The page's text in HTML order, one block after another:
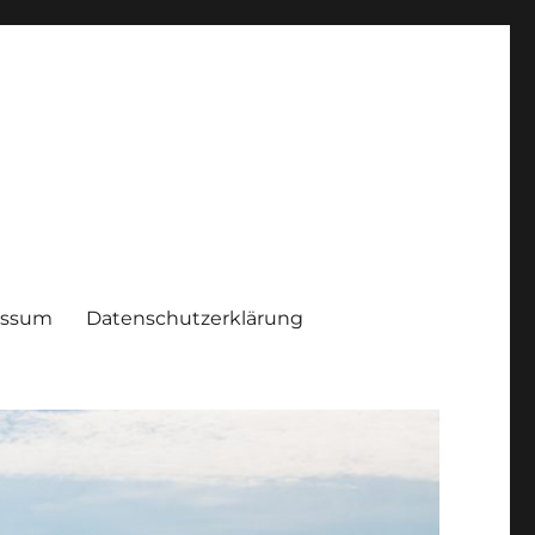
Datenschutzerklärung